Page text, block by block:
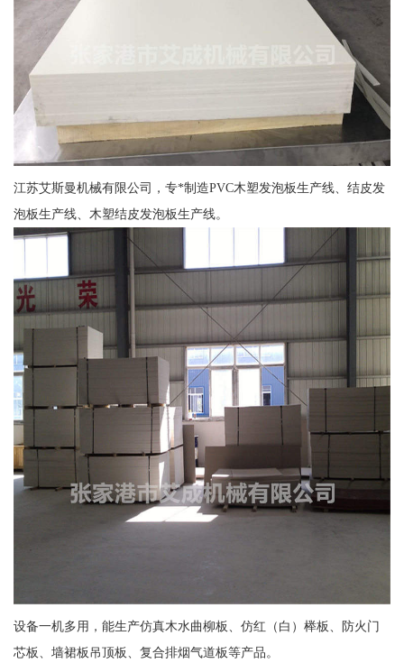
江苏艾斯曼机械有限公司，专*制造PVC木塑发泡板生产线、结皮发
泡板生产线、木塑结皮发泡板生产线。
设备一机多用，能生产仿真木水曲柳板、仿红（白）榉板、防火门
芯板、墙裙板吊顶板、复合排烟气道板等产品。